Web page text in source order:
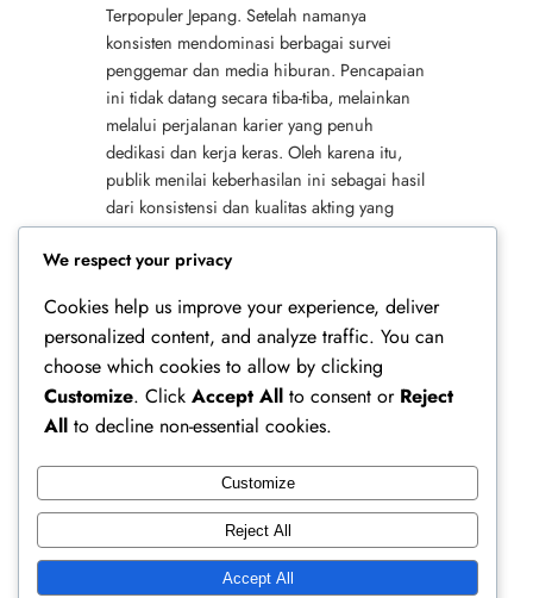
Terpopuler Jepang. Setelah namanya
konsisten mendominasi berbagai survei
penggemar dan media hiburan. Pencapaian
ini tidak datang secara tiba-tiba, melainkan
melalui perjalanan karier yang penuh
dedikasi dan kerja keras. Oleh karena itu,
publik menilai keberhasilan ini sebagai hasil
dari konsistensi dan kualitas akting yang
terus berkembang. Selain itu, popularitas
Mackenyu…
Ferry Doedens | Public Figure, Actor & Creative
Profile
We respect your privacy
Cookies help us improve your experience, deliver
personalized content, and analyze traffic. You can
choose which cookies to allow by clicking
Customize. Click Accept All to consent or Reject
All to decline non-essential cookies.
Customize
Reject All
Accept All